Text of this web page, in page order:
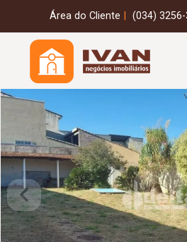
Área do Cliente (034)